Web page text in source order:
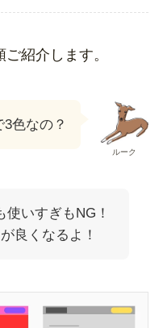
紹介します。
ルーク
3色なの？
いすぎもNG！
良くなるよ！